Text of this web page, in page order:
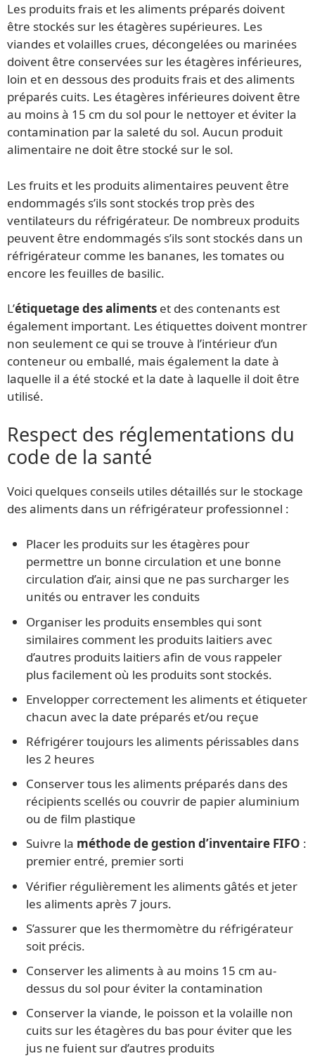
Les produits frais et les aliments préparés doivent
être stockés sur les étagères supérieures. Les
viandes et volailles crues, décongelées ou marinées
doivent être conservées sur les étagères inférieures,
loin et en dessous des produits frais et des aliments
préparés cuits. Les étagères inférieures doivent être
au moins à 15 cm du sol pour le nettoyer et éviter la
contamination par la saleté du sol. Aucun produit
alimentaire ne doit être stocké sur le sol.
Les fruits et les produits alimentaires peuvent être
endommagés s’ils sont stockés trop près des
ventilateurs du réfrigérateur. De nombreux produits
peuvent être endommagés s’ils sont stockés dans un
réfrigérateur comme les bananes, les tomates ou
encore les feuilles de basilic.
L’étiquetage des aliments et des contenants est
également important. Les étiquettes doivent montrer
non seulement ce qui se trouve à l’intérieur d’un
conteneur ou emballé, mais également la date à
laquelle il a été stocké et la date à laquelle il doit être
utilisé.
Respect des réglementations du
code de la santé
Voici quelques conseils utiles détaillés sur le stockage
des aliments dans un réfrigérateur professionnel :
Placer les produits sur les étagères pour
permettre un bonne circulation et une bonne
circulation d’air, ainsi que ne pas surcharger les
unités ou entraver les conduits
Organiser les produits ensembles qui sont
similaires comment les produits laitiers avec
d’autres produits laitiers afin de vous rappeler
plus facilement où les produits sont stockés.
Envelopper correctement les aliments et étiqueter
chacun avec la date préparés et/ou reçue
Réfrigérer toujours les aliments périssables dans
les 2 heures
Conserver tous les aliments préparés dans des
récipients scellés ou couvrir de papier aluminium
ou de film plastique
Suivre la méthode de gestion d’inventaire FIFO :
premier entré, premier sorti
Vérifier régulièrement les aliments gâtés et jeter
les aliments après 7 jours.
S’assurer que les thermomètre du réfrigérateur
soit précis.
Conserver les aliments à au moins 15 cm au-
dessus du sol pour éviter la contamination
Conserver la viande, le poisson et la volaille non
cuits sur les étagères du bas pour éviter que les
jus ne fuient sur d’autres produits